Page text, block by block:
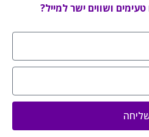
ושווים ישר למייל?